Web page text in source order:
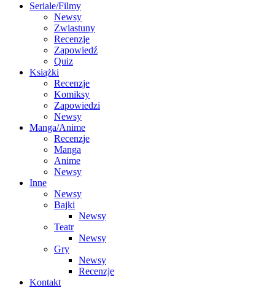
Seriale/Filmy
Newsy
Zwiastuny
Recenzje
Zapowiedź
Quiz
Książki
Recenzje
Komiksy
Zapowiedzi
Newsy
Manga/Anime
Recenzje
Manga
Anime
Newsy
Inne
Newsy
Bajki
Newsy
Teatr
Newsy
Gry
Newsy
Recenzje
Kontakt